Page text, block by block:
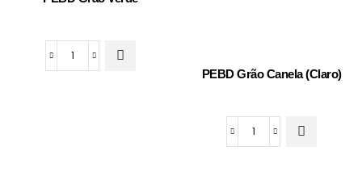
PEBD
PEBD Grão Canela (Claro)
PEBD